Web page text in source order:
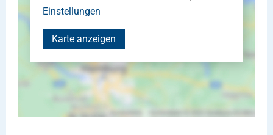
Einstellungen
Karte anzeigen